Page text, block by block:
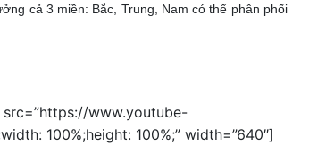
cả 3 miền: Bắc, Trung, Nam có thể phân phối
src=”https://www.youtube-
100%;height: 100%;” width=”640″]